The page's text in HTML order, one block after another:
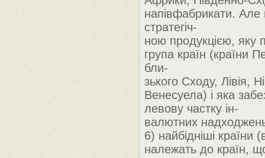
напівфабрикати. Але
стратегіч-
ною продукцією, яку
група країн (країни
бли-
зького Сходу, Лівія,
Венесуела) і яка
левову частку ін-
валютних
6) найбідніші країни
належать до країн,